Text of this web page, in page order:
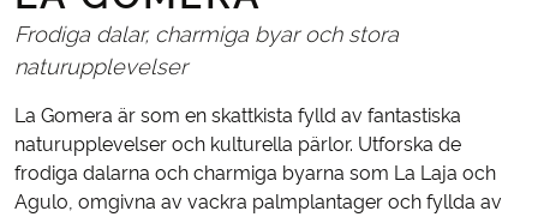
Frodiga dalar, charmiga byar och stora
naturupplevelser
La Gomera är som en skattkista fylld av fantastiska
naturupplevelser och kulturella pärlor. Utforska de
frodiga dalarna och charmiga byarna som La Laja och
Agulo, omgivna av vackra palmplantager och fyllda av